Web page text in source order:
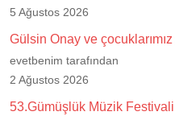
5 Ağustos 2026
Gülsin Onay ve
evetbenim tarafından
2 Ağustos 2026
53.Gümüşlük Müzik